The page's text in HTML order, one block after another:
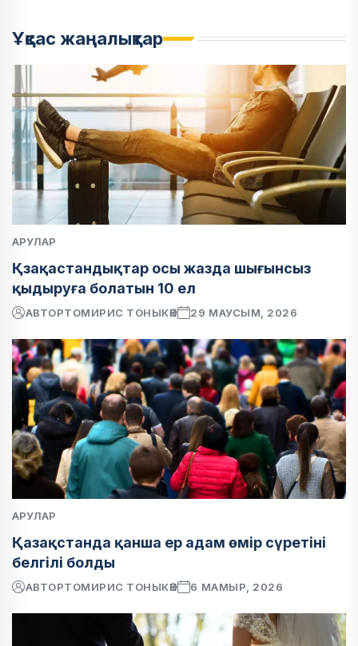
Ұқсас жаңалықтар
АРУЛАР
Қзақастандықтар осы жазда шығынсыз
қыдыруға болатын 10 ел
АВТОРТОМИРИС ТОНЫКӨК 29 МАУСЫМ, 2026
АРУЛАР
Қазақстанда қанша ер адам өмір сүретіні
белгілі болды
АВТОРТОМИРИС ТОНЫКӨК 6 МАМЫР, 2026